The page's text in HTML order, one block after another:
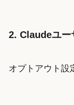
2. Claudeユー
オプトアウト設